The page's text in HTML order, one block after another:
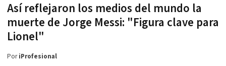
Así reflejaron los medios del mundo la
muerte de Jorge Messi: "Figura clave para
Lionel"
PoriProfesional